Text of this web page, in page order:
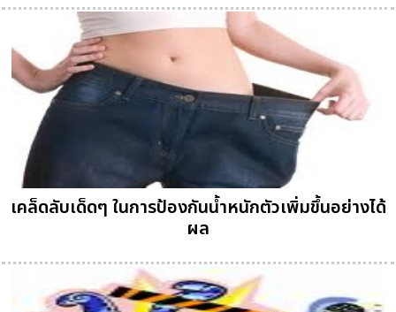
เคล็ดลับเด็ดๆ ในการป้องกันน้ำหนักตัวเพิ่มขึ้นอย่างได้
ผล